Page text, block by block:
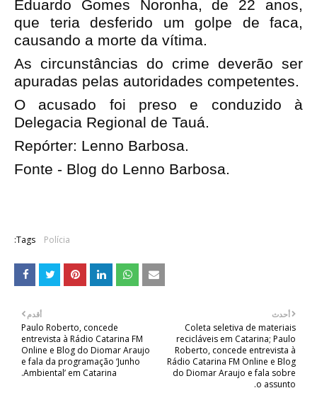
Eduardo Gomes Noronha, de 22 anos,
que teria desferido um golpe de faca,
causando a morte da vítima.
As circunstâncias do crime deverão ser
apuradas pelas autoridades competentes.
O acusado foi preso e conduzido à
Delegacia Regional de Tauá.
Repórter: Lenno Barbosa.
Fonte - Blog do Lenno Barbosa.
Tags: Polícia
أحدث
Coleta seletiva de materiais
recicláveis em Catarina; Paulo
Roberto, concede entrevista à
Rádio Catarina FM Online e Blog
do Diomar Araujo e fala sobre
o assunto.
أقدم
Paulo Roberto, concede
entrevista à Rádio Catarina FM
Online e Blog do Diomar Araujo
e fala da programação ‘Junho
Ambiental’ em Catarina.